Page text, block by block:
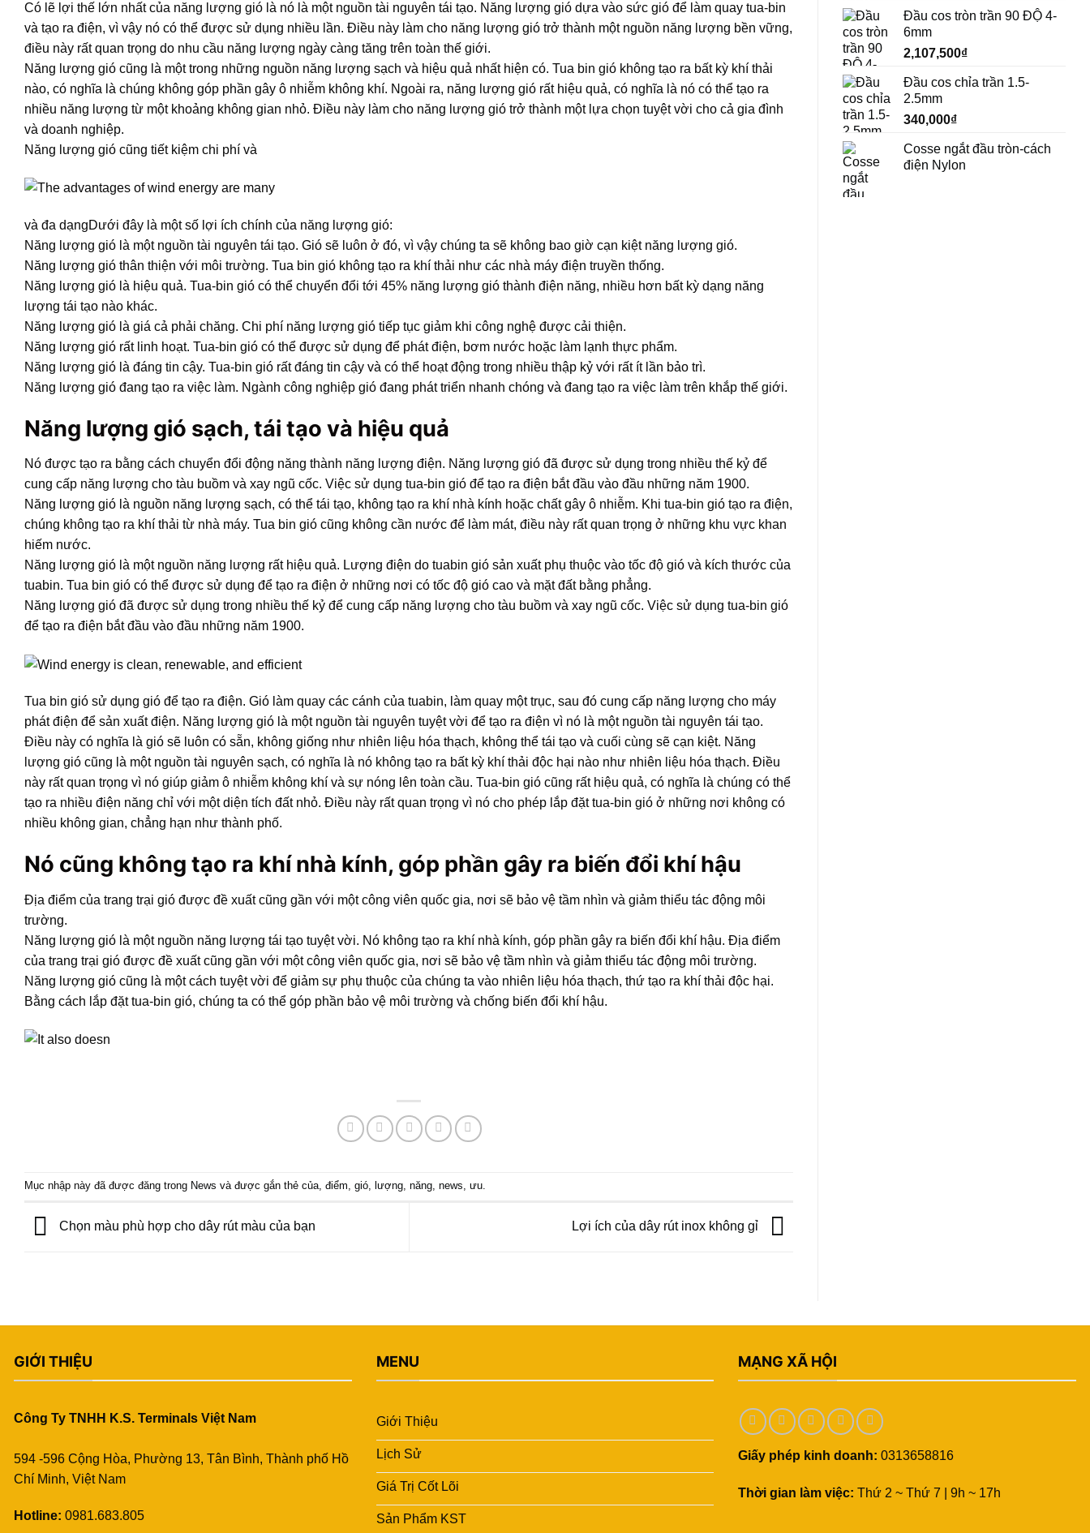
Có lẽ lợi thế lớn nhất của năng lượng gió là nó là một nguồn tài nguyên tái tạo. Năng lượng gió dựa vào sức gió để làm quay tua-bin
và tạo ra điện, vì vậy nó có thể được sử dụng nhiều lần. Điều này làm cho năng lượng gió trở thành một nguồn năng lượng bền vững,
điều này rất quan trọng do nhu cầu năng lượng ngày càng tăng trên toàn thế giới.
Năng lượng gió cũng là một trong những nguồn năng lượng sạch và hiệu quả nhất hiện có. Tua bin gió không tạo ra bất kỳ khí thải
nào, có nghĩa là chúng không góp phần gây ô nhiễm không khí. Ngoài ra, năng lượng gió rất hiệu quả, có nghĩa là nó có thể tạo ra
nhiều năng lượng từ một khoảng không gian nhỏ. Điều này làm cho năng lượng gió trở thành một lựa chọn tuyệt vời cho cả gia đình
và doanh nghiệp.
Năng lượng gió cũng tiết kiệm chi phí và
và đa dạngDưới đây là một số lợi ích chính của năng lượng gió:
Năng lượng gió là một nguồn tài nguyên tái tạo. Gió sẽ luôn ở đó, vì vậy chúng ta sẽ không bao giờ cạn kiệt năng lượng gió.
Năng lượng gió thân thiện với môi trường. Tua bin gió không tạo ra khí thải như các nhà máy điện truyền thống.
Năng lượng gió là hiệu quả. Tua-bin gió có thể chuyển đổi tới 45% năng lượng gió thành điện năng, nhiều hơn bất kỳ dạng năng
lượng tái tạo nào khác.
Năng lượng gió là giá cả phải chăng. Chi phí năng lượng gió tiếp tục giảm khi công nghệ được cải thiện.
Năng lượng gió rất linh hoạt. Tua-bin gió có thể được sử dụng để phát điện, bơm nước hoặc làm lạnh thực phẩm.
Năng lượng gió là đáng tin cậy. Tua-bin gió rất đáng tin cậy và có thể hoạt động trong nhiều thập kỷ với rất ít lần bảo trì.
Năng lượng gió đang tạo ra việc làm. Ngành công nghiệp gió đang phát triển nhanh chóng và đang tạo ra việc làm trên khắp thế giới.
Năng lượng gió sạch, tái tạo và hiệu quả
Nó được tạo ra bằng cách chuyển đổi động năng thành năng lượng điện. Năng lượng gió đã được sử dụng trong nhiều thế kỷ để
cung cấp năng lượng cho tàu buồm và xay ngũ cốc. Việc sử dụng tua-bin gió để tạo ra điện bắt đầu vào đầu những năm 1900.
Năng lượng gió là nguồn năng lượng sạch, có thể tái tạo, không tạo ra khí nhà kính hoặc chất gây ô nhiễm. Khi tua-bin gió tạo ra điện,
chúng không tạo ra khí thải từ nhà máy. Tua bin gió cũng không cần nước để làm mát, điều này rất quan trọng ở những khu vực khan
hiếm nước.
Năng lượng gió là một nguồn năng lượng rất hiệu quả. Lượng điện do tuabin gió sản xuất phụ thuộc vào tốc độ gió và kích thước của
tuabin. Tua bin gió có thể được sử dụng để tạo ra điện ở những nơi có tốc độ gió cao và mặt đất bằng phẳng.
Năng lượng gió đã được sử dụng trong nhiều thế kỷ để cung cấp năng lượng cho tàu buồm và xay ngũ cốc. Việc sử dụng tua-bin gió
để tạo ra điện bắt đầu vào đầu những năm 1900.
Tua bin gió sử dụng gió để tạo ra điện. Gió làm quay các cánh của tuabin, làm quay một trục, sau đó cung cấp năng lượng cho máy
phát điện để sản xuất điện. Năng lượng gió là một nguồn tài nguyên tuyệt vời để tạo ra điện vì nó là một nguồn tài nguyên tái tạo.
Điều này có nghĩa là gió sẽ luôn có sẵn, không giống như nhiên liệu hóa thạch, không thể tái tạo và cuối cùng sẽ cạn kiệt. Năng
lượng gió cũng là một nguồn tài nguyên sạch, có nghĩa là nó không tạo ra bất kỳ khí thải độc hại nào như nhiên liệu hóa thạch. Điều
này rất quan trọng vì nó giúp giảm ô nhiễm không khí và sự nóng lên toàn cầu. Tua-bin gió cũng rất hiệu quả, có nghĩa là chúng có thể
tạo ra nhiều điện năng chỉ với một diện tích đất nhỏ. Điều này rất quan trọng vì nó cho phép lắp đặt tua-bin gió ở những nơi không có
nhiều không gian, chẳng hạn như thành phố.
Nó cũng không tạo ra khí nhà kính, góp phần gây ra biến đổi khí hậu
Địa điểm của trang trại gió được đề xuất cũng gần với một công viên quốc gia, nơi sẽ bảo vệ tầm nhìn và giảm thiểu tác động môi
trường.
Năng lượng gió là một nguồn năng lượng tái tạo tuyệt vời. Nó không tạo ra khí nhà kính, góp phần gây ra biến đổi khí hậu. Địa điểm
của trang trại gió được đề xuất cũng gần với một công viên quốc gia, nơi sẽ bảo vệ tầm nhìn và giảm thiểu tác động môi trường.
Năng lượng gió cũng là một cách tuyệt vời để giảm sự phụ thuộc của chúng ta vào nhiên liệu hóa thạch, thứ tạo ra khí thải độc hại.
Bằng cách lắp đặt tua-bin gió, chúng ta có thể góp phần bảo vệ môi trường và chống biến đổi khí hậu.
Mục nhập này đã được đăng trong News và được gắn thẻ của, điểm, gió, lượng, năng, news, ưu.
Chọn màu phù hợp cho dây rút màu của bạn Lợi ích của dây rút inox không gỉ
Đầu cos tròn trần 90 ĐỘ 4-
6mm
2,107,500₫
Đầu cos chỉa trần 1.5-
2.5mm
340,000₫
Cosse ngắt đầu tròn-cách
điện Nylon
GIỚI THIỆU
Công Ty TNHH K.S. Terminals Việt Nam
594 -596 Cộng Hòa, Phường 13, Tân Bình, Thành phố Hồ
Chí Minh, Việt Nam
Hotline: 0981.683.805
MENU
Giới Thiệu
Lịch Sử
Giá Trị Cốt Lõi
Sản Phẩm KST
MẠNG XÃ HỘI
Giấy phép kinh doanh:0313658816
Thời gian làm việc:Thứ 2 ~ Thứ 7 | 9h ~ 17h